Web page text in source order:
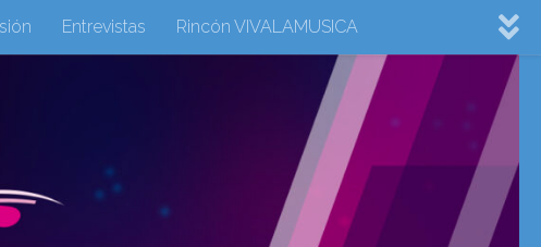
Entrevistas Rincón VIVALAMUSICA
Eurovision 2024
eurovision 2018 eurovision 2019
Rincón VIVALAMUSICA Sin categoría Noticias